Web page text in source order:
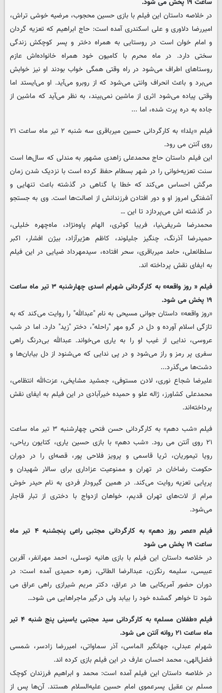
در خلاصه داستان این فیلم با بازی حسین محجوب، مرضیه خوشی تراش،
امیررضا دلاوری و علی اسکندری آمده است: حاج ابراهیم که تعزیه گردان
و امام خوان است در روستایی به همراه دختر و پسر کوچکش زندگی
سختی دارد. در ماه محرم با کامیون خود همراه خانواده‌اش عازم
روستاهای اطراف می‌شود در راه وقتی همگی خواب بودند او نیز خوابش
می‌برد و باعث انحراف وانتی می‌شود که از روبرو می‌آید. او می‌ایستد اما
وقتی پیاده می‌شود اثری از ماشین نمی‌بیند، به نظر می‌آید که ماشین از
جاده به دره پرت شده‌، اما ...
فیلم «یلدا» به کارگردانی حسین میرباقری سه شنبه ۲ تیر ماه ساعت ۲۱
روی آنتن می رود.
این فیلم داستان حاج محمدعلی زاهدی مشهور به مندلی که سال‌ها است
سنت تعزیه‌خوانی را در شهر بسطام حفظ کرده است با نزدیک شدن زمان
مرگش احساس می‌کند که خطا یا گناهی در گذشته باعث تنهایی و
آشفتگی امروز او و دور افتادن فرزندانش از اصالت‌ها است. وی به جستجو
در گذشته اش می‌پردازد تا این …
محمدرضا شریفی‌نیا، فریبا کوثری، الهام پاوه‌نژاد، ماه‌چهره خلیلی،
حمیدرضا آذرنگ، چنگیز جلیلوند، کاظم هژیرآزاد، بیژن افشار، اکبر
سلطانعلی، حامد میرباقری، سحر افتاده، سیدمهرداد ضیایی در این فیلم
به ایفای نقش پرداخته اند.
فیلم « روز واقعه» به کارگردانی شهرام اسدی چهارشنبه ۳ تیر ماه ساعت
۱۹ پخش می شود.
«روز واقعه» داستان جوانی مسیحی به نام "عبدالله" را روایت می‌کند که به
تازگی اسلام آورده و دل در گرو مهر "راحله"، دختر "زید" دارد. اما در شب
عروسی، ندایی از غیب او را به یاری می‌خواند. عبدالله بی‌درنگ راهی
سفری پر رمز و راز می‌شود و در پی ندایی که می‌شنود از دل بیابان‌ها و
دشت‌ها می‌گذرد...
علیرضا شجاع نوری، لادن مستوفی، جمشید مشایخی، عزت‌الله انتظامی،
محمدعلی کشاورز، ژاله علو و حمیده خیرآبادی در این فیلم به ایفای نقش
پرداخته‌اند.
فیلم «شب دهم» به کارگردانی حسن فتحی چهارشنبه ۳ تیر ماه ساعت
۲۱ روی آنتن می رود. «شب دهم» با بازی حسین یاری، کتایون ریاحی،
رویا تیموریان، ثریا قاسمی و پرویز فلاحی پور، قصه‌ای را در دوران
حکومت رضاخان در تهران و ممنوعیت عزاداری برای سالار شهیدان و
پرپایی تعزیه روایت می‌کند. در همین گیرودار فردی به نام حیدر خوش
مرام از لات‌های تهران قدیم، خواهان ازدواج با دختری از تبار قاجار
می‌شود.
فیلم «عصر روز دهم» به کارگردانی مجتبی راعی پنجشنبه ۴ تیر ماه
ساعت ۱۹ پخش می شود
در خلاصه داستان این فیلم با بازی هانیه توسلی، احمد مهرانفر، آفرین
عبیسی، سلیمه رنگزن، عبدالرضا الطائی، زهره حمیدی آمده است: در
دوران حضور آمریکایی ها در عراق، دکتر مریم شیرازی راهی عراق می
شود تا خواهر گمشده خود را بیابد ولی درگیر ماجراهایی می شود…
فیلم «طفلان مسلم» به کارگردانی سید مجتبی یاسینی پنج شنبه ۴ تیر
ماه ساعت ۲۱ روانه آنتن می شود.
شهرام عبدلی، جهانگیر الماسی، آذر سماواتی، امیررضا زادسر، شمسی
فضل‌الهی، محمد احسان عارف در این فیلم بازی کرده اند.
در خلاصه داستان این فیلم آمده است: محمد و ابراهیم فرزندان کوچک
مسلم بن عقیل پسرعموی امام حسین علیه‌السلام هستند. آن‌ها پس از